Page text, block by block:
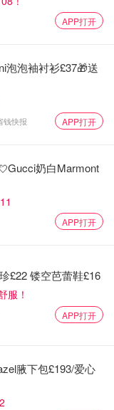
address/确认
填写以下的信息
APP打开
泡泡袖衬衫£37🎁送
钱快报 APP打开
奶白Marmont
APP打开
£22 镂空芭蕾鞋£16
服！
APP打开
腋下包£193/爱心